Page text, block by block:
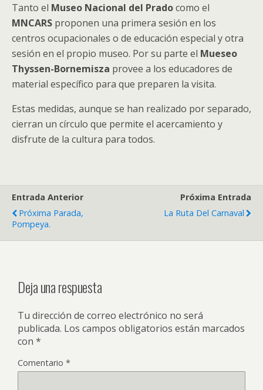
Tanto el Museo Nacional del Pradocomo el
MNCARS proponen una primera sesión en los
centros ocupacionales o de educación especial y otra
sesión en el propio museo. Por su parte el Mueseo
Thyssen-Bornemisza provee a los educadores de
material específico para que preparen la visita.
Estas medidas, aunque se han realizado por separado,
cierran un círculo que permite el acercamiento y
disfrute de la cultura para todos.
Entrada Anterior
Próxima Parada,
Pompeya.
Próxima Entrada
La Ruta Del Carnaval
Deja una respuesta
Tu dirección de correo electrónico no será
publicada. Los campos obligatorios están marcados
con *
Comentario *